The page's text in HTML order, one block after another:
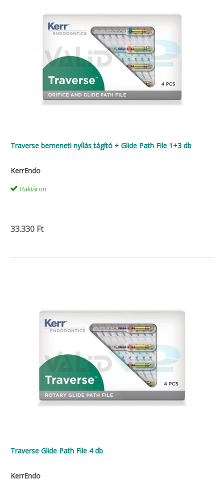
Traverse bemeneti nyílás tágító + Glide Path File 1+3 db
KerrEndo
Raktáron
33.330 Ft
Traverse Glide Path File 4 db
KerrEndo